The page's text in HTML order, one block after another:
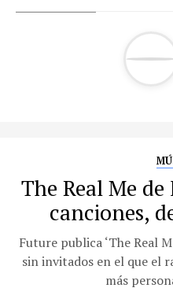
The Real Me
canciones,
Future publica ‘The Real
sin invitados en el que el
más